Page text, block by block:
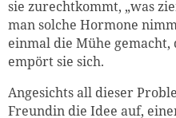
sie zurechtkommt, „was
man solche Hormone
einmal die Mühe gemacht,
empört sie sich.
Angesichts all dieser
Freundin die Idee auf,